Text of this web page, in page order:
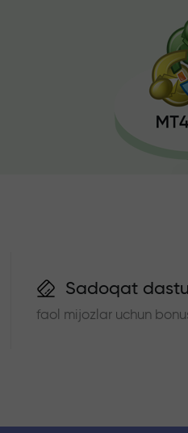
Sadoqat
faol mijozlar uchun